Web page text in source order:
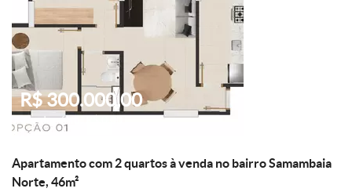
R$ 300.000,00
Condomínio: R$ 0,00
Apartamento com 2 quartos à venda no bairro Samambaia
Norte, 46m²